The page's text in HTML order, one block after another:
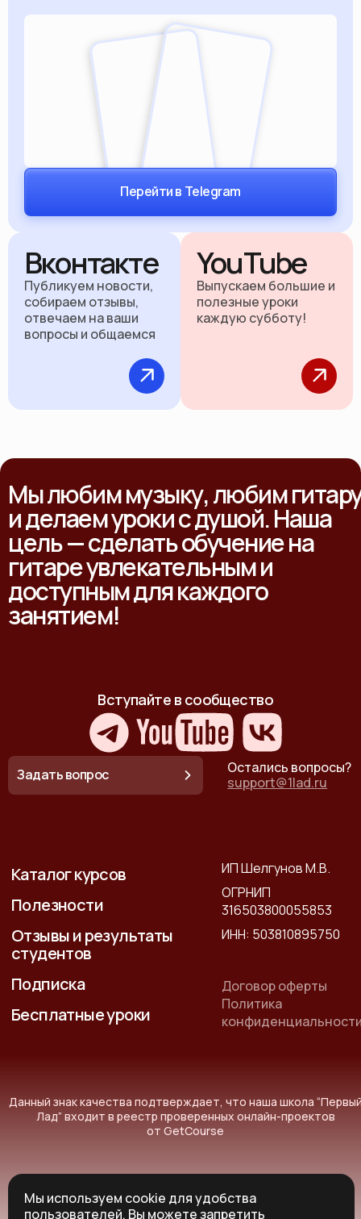
Перейти в Telegram
Вконтакте
Публикуем новости,
собираем отзывы,
отвечаем на ваши
вопросы и общаемся
YouTube
Выпускаем большие и
полезные уроки
каждую субботу!
Мы любим музыку, любим
и делаем уроки с душой. Наша
цель — сделать обучение на
гитаре увлекательным и
доступным для каждого
занятием!
Данный знак качества подтверждает, что наша школа
Лад” входит в реестр проверенных онлайн-проектов
от GetCourse
Вступайте в сообщество
Остались вопросы?
support@1lad.ru
Задать вопрос
Каталог курсов
Полезности
Отзывы и результаты
студентов
Подписка
Бесплатные уроки
ИП Шелгунов М.В.
ОГРНИП
316503800055853
ИНН: 503810895750
Договор оферты
Политика
Мы используем cookie для удобства
пользователей. Вы можете запретить